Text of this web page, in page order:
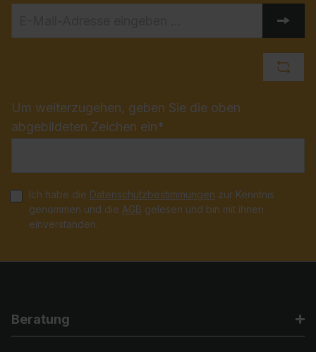
Um weiterzugehen, geben Sie die oben
abgebildeten Zeichen ein*
Ich habe die Datenschutzbestimmungen zur Kenntnis
genommen und die AGB gelesen und bin mit ihnen
einverstanden.
Beratung